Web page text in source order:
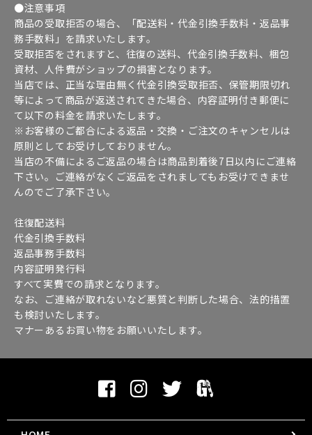
●注意事項
商品の受取拒否の場合、「配送料・代金引換手数料・返品事
務手数料」を請求いたします。
受取拒否をされますと、往復の送料、代金引換手数料、梱包
資材、人件費がショップの損害となります。
当店では、正当な理由無く代金引換受取拒否、保管期限切れ
等によって商品が返送されてきた場合、内容証明付き郵便に
て以下の料金を請求いたします。
※お客様のご都合による返品・交換・ご注文のキャンセルは
原則としてお受けしておりません。
当店の不備によるご返品の場合は商品到着後7日以内にご連絡
下さい。ご連絡がなくご返品をされましてもお受けできませ
んのでご了承下さい。
往復配送料
代金引換手数料
返品事務手数料
内容証明発行料
すべて実費での請求となります。
なお、ご連絡が取れないなど悪質と判断した場合、法的措置
も検討いたします。
マナーあるお買い物をお願いいたします。